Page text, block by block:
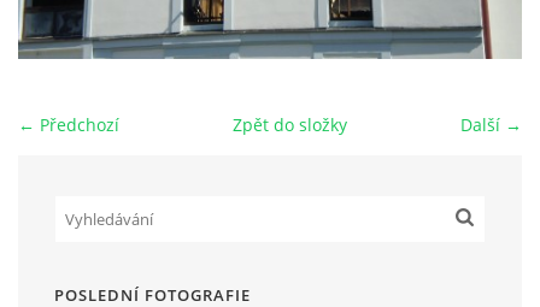
ČLENOVÉ - SOUČASNOST
HRY DO ROKU 1973
← Předchozí Další →
Zpět do složky
POSLEDNÍ FOTOGRAFIE